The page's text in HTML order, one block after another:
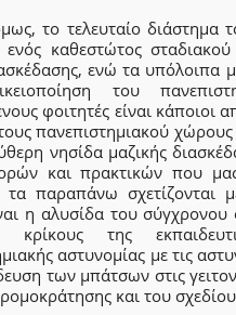
το τελευταίο διάστημα
καθεστώτος
ενώ τα υπόλοιπα
του
φοιτητές είναι
πανεπιστημιακού χώρους
νησίδα μαζικής
και πρακτικών που
παραπάνω σχετίζονται
η αλυσίδα του
κρίκους της
αστυνομίας με τις
των μπάτσων στις
και του